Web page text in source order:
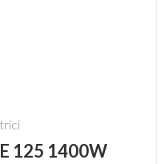
125 1400W